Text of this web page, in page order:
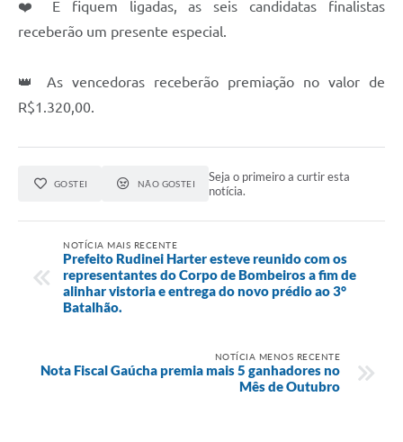
❤️ E fiquem ligadas, as seis candidatas finalistas
receberão um presente especial.
👑 As vencedoras receberão premiação no valor de
R$1.320,00.
GOSTEI NÃO GOSTEI
Seja o primeiro a curtir esta
notícia.
NOTÍCIA MAIS RECENTE
Prefeito Rudinei Harter esteve reunido com os
representantes do Corpo de Bombeiros a fim de
alinhar vistoria e entrega do novo prédio ao 3°
Batalhão.
NOTÍCIA MENOS RECENTE
Nota Fiscal Gaúcha premia mais 5 ganhadores no
Mês de Outubro